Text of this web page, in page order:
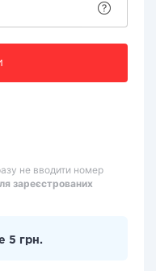
не вводити номер
зареєстрованих
5 грн.